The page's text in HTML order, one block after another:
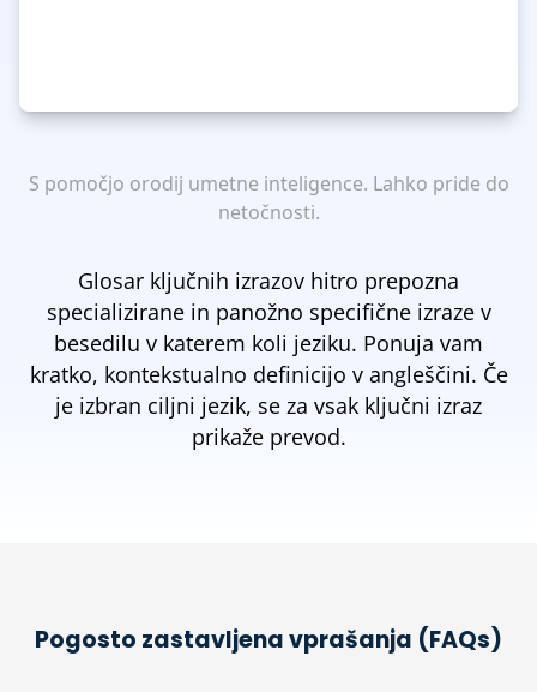
S pomočjo orodij umetne inteligence. Lahko pride do
netočnosti.
Glosar ključnih izrazov hitro prepozna
specializirane in panožno specifične izraze v
besedilu v katerem koli jeziku. Ponuja vam
kratko, kontekstualno definicijo v angleščini. Če
je izbran ciljni jezik, se za vsak ključni izraz
prikaže prevod.
Pogosto zastavljena vprašanja (FAQs)